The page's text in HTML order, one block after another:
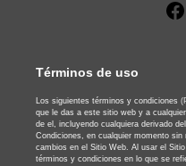
Términos de uso
Los siguientes términos y condiciones
que le das a este sitio web y a
de el, incluyendo cualquiera derivado
Condiciones, en cualquier momento
cambios en el Sitio Web. Al usar el
términos y condiciones en lo que se